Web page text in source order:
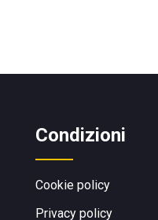
Condizioni
Cookie policy
Privacy policy